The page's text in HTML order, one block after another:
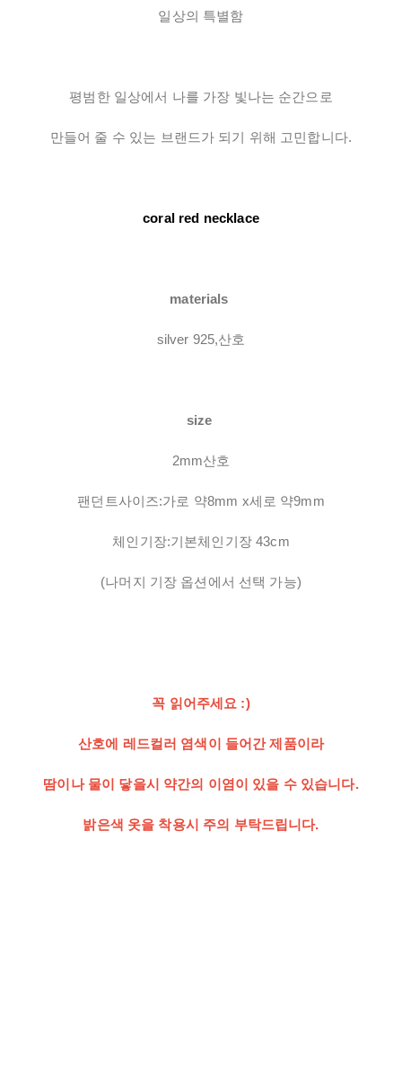
일상의 특별함
평범한 일상에서 나를 가장 빛나는 순간으로
만들어 줄 수 있는 브랜드가 되기 위해 고민합니다.
coral red necklace
materials
silver 925,산호
size
2mm산호
팬던트사이즈:가로 약8mm x세로 약9mm
체인기장:기본체인기장 43cm
(나머지 기장 옵션에서 선택 가능)
꼭 읽어주세요 :)
산호에 레드컬러 염색이 들어간 제품이라
땀이나 물이 닿을시 약간의 이염이 있을 수 있습니다.
밝은색 옷을 착용시 주의 부탁드립니다.